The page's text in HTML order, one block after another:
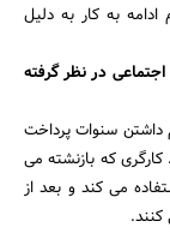
به کار به دلیل
در نظر گرفته
داشتن سنوات پرداخت
که بازنشته می
می کند و بعد از